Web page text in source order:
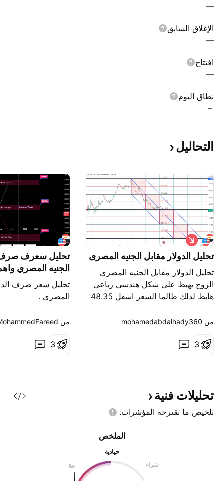
—
الإغلاق السابق
—
افتتاح
—
نطاق اليوم
–
التحاليل
تحليل الدولار مقابل الجنيه المصرى
تحليل الدولار مقابل الجنيه المصرى
الزوج يهبط على شكل هندسى رباعى
هابط لذلك طالما السعر اسفل 48.35
وبكسرها نستهدف 43 لذلك نتوقع قوة
القادمه
ب
ي
ع
من ‎mohamedabdalhady360‎
3
تحليل سعرف صرف
الجنيه المصري
السعرية
تحليل سعر صرف
المصري .
تعويم لسعر الجنيه
من ‎MohammedFareed‎
3
تحليلات فنية
تلخيص ما تقترحه المؤشرات.
الملخص
حيادية
بيع
شراء